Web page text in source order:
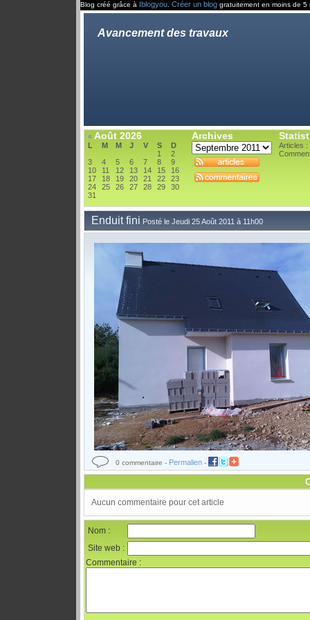
Blog créé grâce à Iblogyou Créer un blog gratuitement en moins de 5
Avancement des travaux
« Août 2026
L M M J V S
D
1
2
3
4 5 6 7 8
9
10
11 12 13 14 15
16
17
18 19 20 21 22
23
24
25 26 27 28 29
30
31
Archives
Articles :
Enduit fini Posté le Jeudi 25 Août 2011 à 11h00
0 commentaire - Permalien -
Aucun commentaire pour cet article
Nom :
Site web :
Commentaire :